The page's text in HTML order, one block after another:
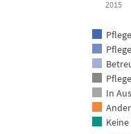
In
2015